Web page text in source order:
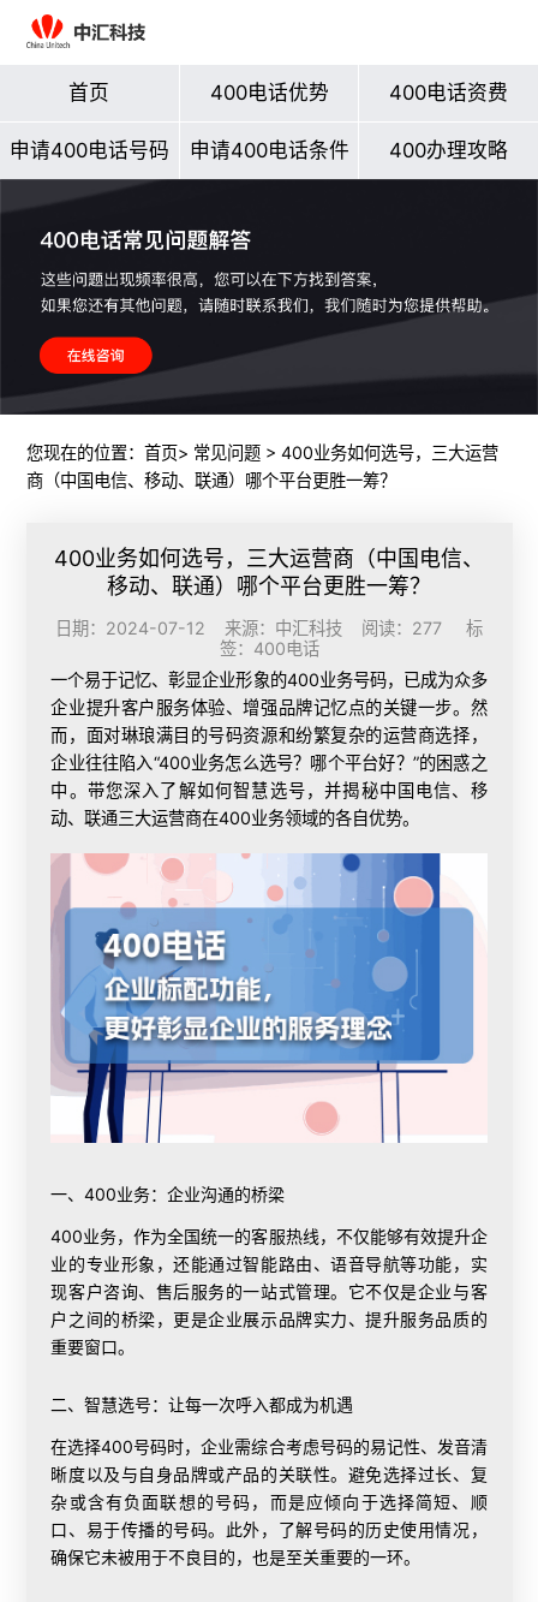
首页 400电话优势 400电话资费
申请400电话号码 申请400电话条件 400办理攻略
您现在的位置： 首页> 常见问题> 400业务如何选号，三大运营
商（中国电信、移动、联通）哪个平台更胜一筹？
400业务如何选号，三大运营商（中国电信、
移动、联通）哪个平台更胜一筹？
日期：2024-07-12 来源：中汇科技 阅读：277 标
签： 400电话
一个易于记忆、彰显企业形象的400业务号码，已成为众多
企业提升客户服务体验、增强品牌记忆点的关键一步。然
而，面对琳琅满目的号码资源和纷繁复杂的运营商选择，
企业往往陷入“400业务怎么选号？哪个平台好？”的困惑之
中。带您深入了解如何智慧选号，并揭秘中国电信、移
动、联通三大运营商在400业务领域的各自优势。
一、400业务：企业沟通的桥梁
400业务，作为全国统一的客服热线，不仅能够有效提升企
业的专业形象，还能通过智能路由、语音导航等功能，实
现客户咨询、售后服务的一站式管理。它不仅是企业与客
户之间的桥梁，更是企业展示品牌实力、提升服务品质的
重要窗口。
二、智慧选号：让每一次呼入都成为机遇
在选择400号码时，企业需综合考虑号码的易记性、发音清
晰度以及与自身品牌或产品的关联性。避免选择过长、复
杂或含有负面联想的号码，而是应倾向于选择简短、顺
口、易于传播的号码。此外，了解号码的历史使用情况，
确保它未被用于不良目的，也是至关重要的一环。